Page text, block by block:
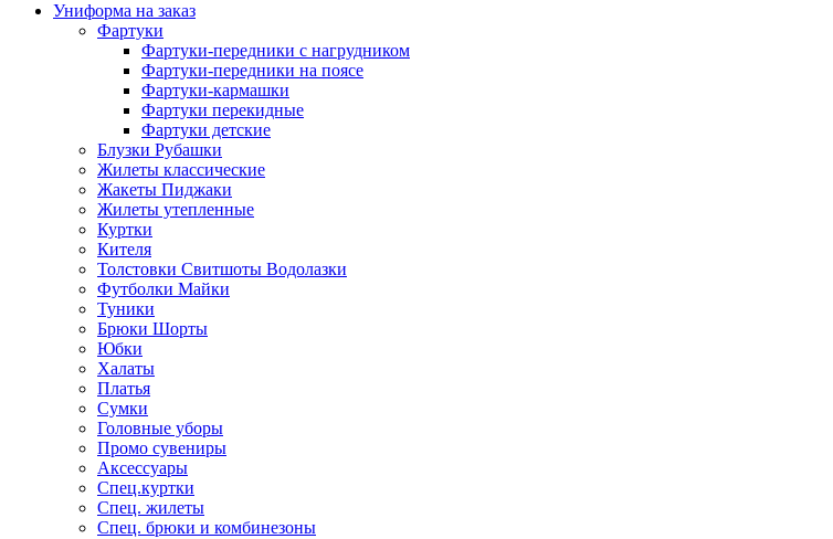
Униформа на заказ
Фартуки
Фартуки-передники с нагрудником
Фартуки-передники на поясе
Фартуки-кармашки
Фартуки перекидные
Фартуки детские
Блузки Рубашки
Жилеты классические
Жакеты Пиджаки
Жилеты утепленные
Куртки
Кителя
Толстовки Свитшоты Водолазки
Футболки Майки
Туники
Брюки Шорты
Юбки
Халаты
Платья
Сумки
Головные уборы
Промо сувениры
Аксессуары
Спец.куртки
Спец. жилеты
Спец. брюки и комбинезоны